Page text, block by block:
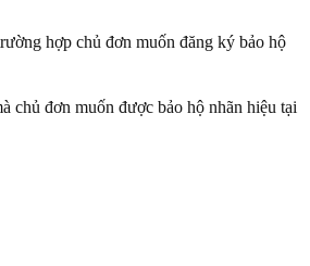
hợp chủ đơn muốn đăng ký bảo hộ
chủ đơn muốn được bảo hộ nhãn hiệu tại